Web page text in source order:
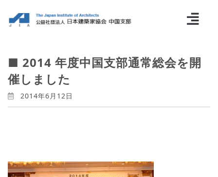
■ 2014 年度中国支部通常総会を開
催しました
2014年6月12日